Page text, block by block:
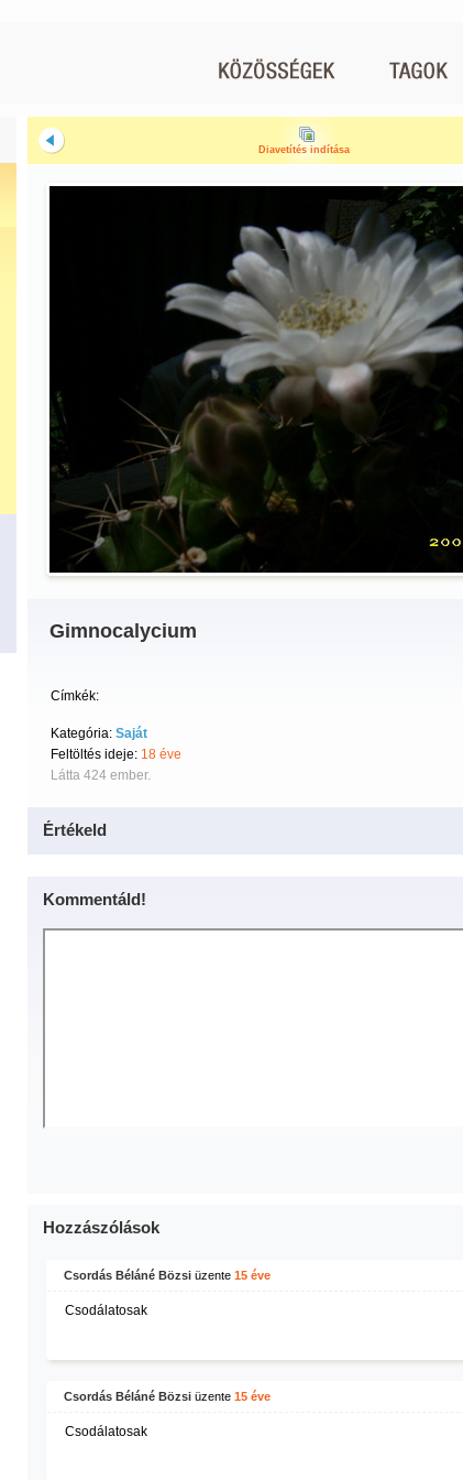
Diavetítés indítása
Gimnocalycium
Címkék:
Kategória: Saját
Feltöltés ideje: 18 éve
Látta 424 ember.
Értékeld
Kommentáld!
Hozzászólások
Csordás Béláné Bözsiüzente 15 éve
Csodálatosak
Csordás Béláné Bözsiüzente 15 éve
Csodálatosak